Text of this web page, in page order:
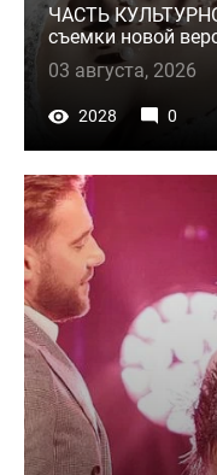
ЧАСТЬ
съемки новой
03 августа, 2026
2028 0